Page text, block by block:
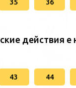
35 36
действия е
43 44